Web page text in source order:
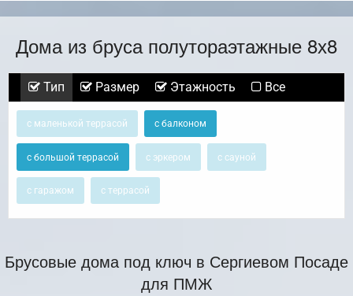
Дома из бруса полутораэтажные 8х8
Тип Размер Этажность Все
с маленькой террасой с балконом
с большой террасой с эркером с сауной
с гаражом с террасой
Брусовые дома под ключ в Сергиевом Посаде
для ПМЖ